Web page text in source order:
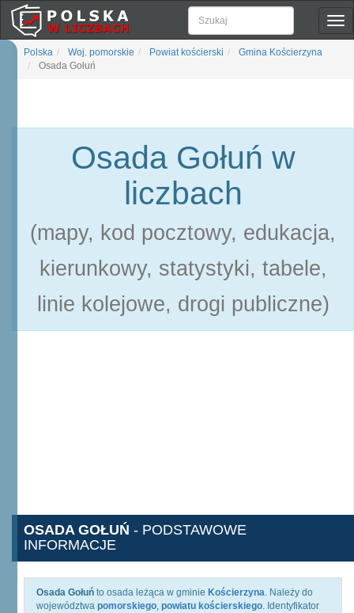
Polska Woj. pomorskie Powiat kościerski
Gmina Kościerzyna
Osada Gołuń
Osada Gołuń w
liczbach
(mapy, kod pocztowy, edukacja,
kierunkowy, statystyki, tabele,
linie kolejowe, drogi publiczne)
OSADA GOŁUŃ - PODSTAWOWE
INFORMACJE
Osada Gołuń to osada leżąca w gminie Kościerzyna. Należy do
województwa pomorskiego, powiatu kościerskiego. Identyfikator